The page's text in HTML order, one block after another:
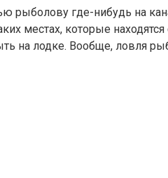
рыболову где-нибудь на
местах, которые
на лодке. Вообще, ловля